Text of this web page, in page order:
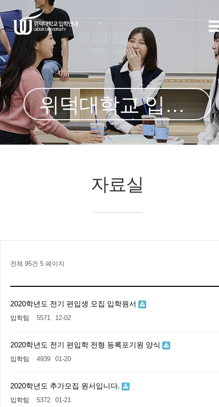
위덕대학교 입학처
자료실
전체 95건 5 페이지
2020학년도 전기 편입생 모집 입학원서
입학팀 5571 12-02
2020학년도 전기 편입학 전형 등록포기원 양식
입학팀 4939 01-20
2020학년도 추가모집 원서입니다.
입학팀 5372 01-21